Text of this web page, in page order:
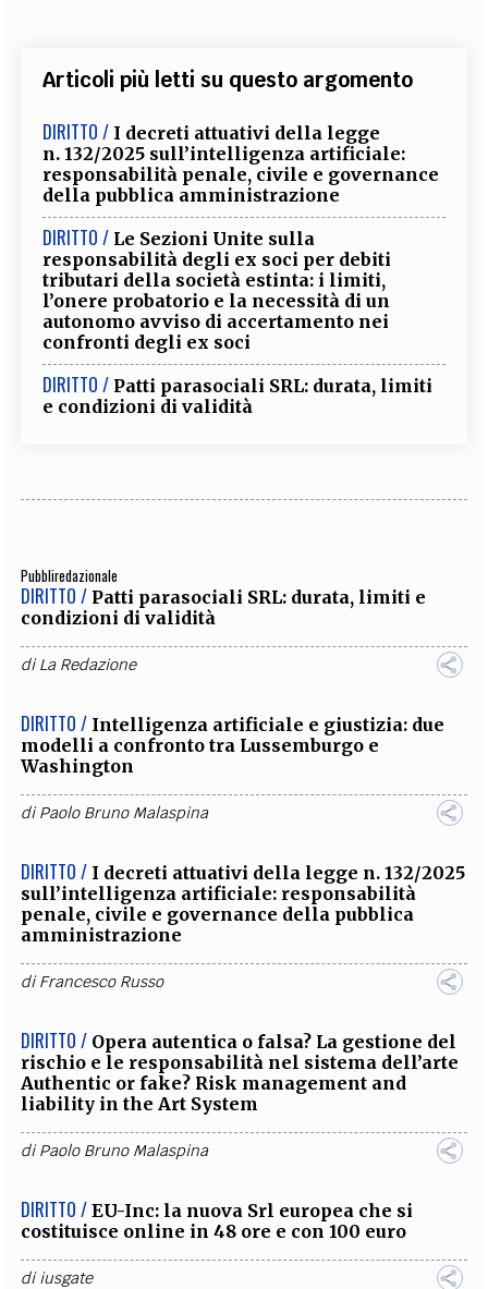
Articoli più letti su questo argomento
DIRITTO / I decreti attuativi della legge
n. 132/2025 sull’intelligenza artificiale:
responsabilità penale, civile e governance
della pubblica amministrazione
DIRITTO / Le Sezioni Unite sulla
responsabilità degli ex soci per debiti
tributari della società estinta: i limiti,
l’onere probatorio e la necessità di un
autonomo avviso di accertamento nei
confronti degli ex soci
DIRITTO / Patti parasociali SRL: durata, limiti
e condizioni di validità
Pubbliredazionale
DIRITTO / Patti parasociali SRL: durata, limiti e
condizioni di validità
diLa Redazione
DIRITTO / Intelligenza artificiale e giustizia: due
modelli a confronto tra Lussemburgo e
Washington
diPaolo Bruno Malaspina
DIRITTO / I decreti attuativi della legge n. 132/2025
sull’intelligenza artificiale: responsabilità
penale, civile e governance della pubblica
amministrazione
diFrancesco Russo
DIRITTO / Opera autentica o falsa? La gestione del
rischio e le responsabilità nel sistema dell’arte
Authentic or fake? Risk management and
liability in the Art System
diPaolo Bruno Malaspina
DIRITTO / EU-Inc: la nuova Srl europea che si
costituisce online in 48 ore e con 100 euro
diiusgate